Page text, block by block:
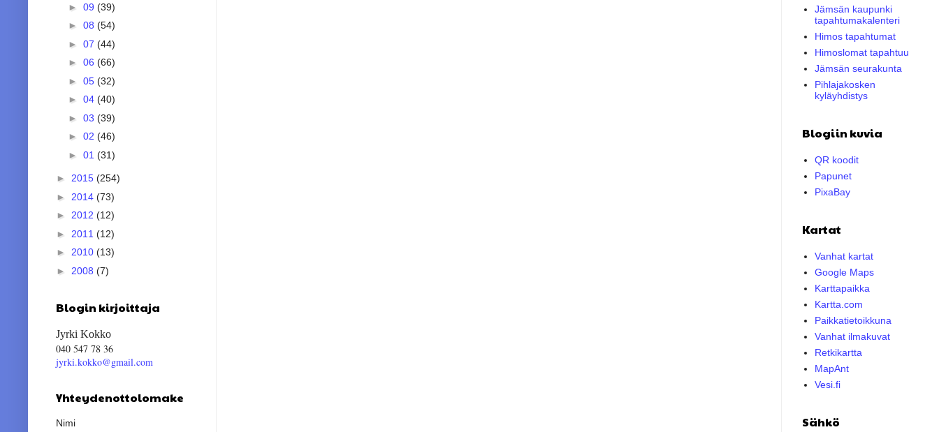
► 09 (39)
► 08 (54)
► 07 (44)
► 06 (66)
► 05 (32)
► 04 (40)
► 03 (39)
► 02 (46)
► 01 (31)
► 2015 (254)
► 2014 (73)
► 2012 (12)
► 2011 (12)
► 2010 (13)
► 2008 (7)
Blogin kirjoittaja
Jyrki Kokko
040 547 78 36
jyrki.kokko@gmail.com
Yhteydenottolomake
Nimi
Jämsän kaupunki
tapahtumakalenteri
Himos tapahtumat
Himoslomat tapahtuu
Jämsän seurakunta
Pihlajakosken
kyläyhdistys
Blogiin kuvia
QR koodit
Papunet
PixaBay
Kartat
Vanhat kartat
Google Maps
Karttapaikka
Kartta.com
Paikkatietoikkuna
Vanhat ilmakuvat
Retkikartta
MapAnt
Vesi.fi
Sähkö